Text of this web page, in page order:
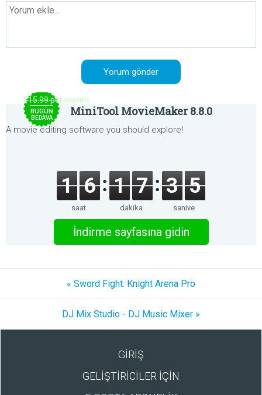
$15.99 per month
BUGÜN
BEDAVA MiniTool MovieMaker 8.8.0
A movie editing software you should explore!
1 6
saat
1 7
dakika
3 5
saniye
İndirme sayfasına gidin
« Sword Fight: Knight Arena Pro
DJ Mix Studio - DJ Music Mixer »
GİRİŞ
GELİŞTİRİCİLER İÇİN